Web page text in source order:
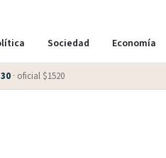
Sociedad Economía
· oficial $1520